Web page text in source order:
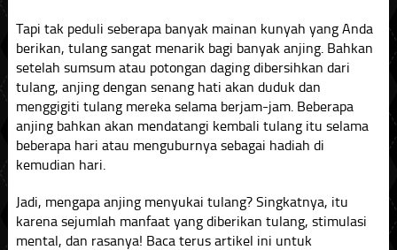
Tapi tak peduli seberapa banyak mainan kunyah yang Anda
berikan, tulang sangat menarik bagi banyak anjing. Bahkan
setelah sumsum atau potongan daging dibersihkan dari
tulang, anjing dengan senang hati akan duduk dan
menggigiti tulang mereka selama berjam-jam. Beberapa
anjing bahkan akan mendatangi kembali tulang itu selama
beberapa hari atau menguburnya sebagai hadiah di
kemudian hari.
Jadi, mengapa anjing menyukai tulang? Singkatnya, itu
karena sejumlah manfaat yang diberikan tulang, stimulasi
mental, dan rasanya! Baca terus artikel ini untuk